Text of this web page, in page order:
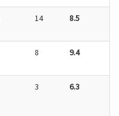
14 8.5
8 9.4
3 6.3